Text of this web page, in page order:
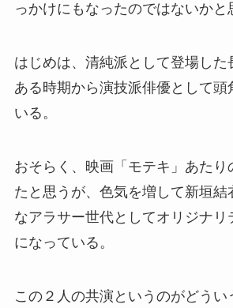
っかけにもなったのではないかと
はじめは、清純派として登場した
ある時期から演技派俳優として頭
いる。
おそらく、映画「モテキ」あたり
たと思うが、色気を増して新垣結
なアラサー世代としてオリジナリ
になっている。
この２人の共演というのがどうい